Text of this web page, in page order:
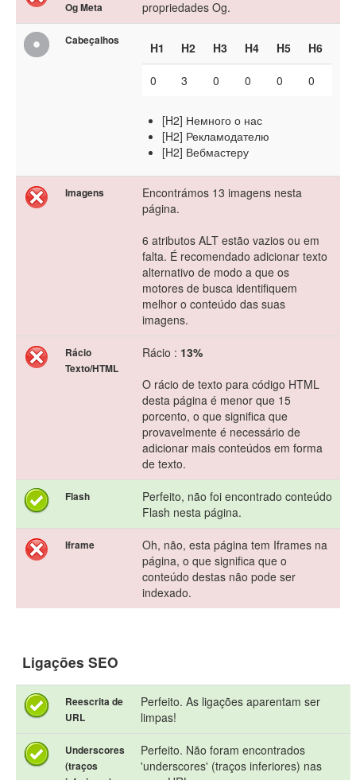
Og Meta
propriedades Og.
Cabeçalhos H1 H2 H3 H4 H5 H6
0 3 0 0 0 0
[H2] Немного о нас
[H2] Рекламодателю
[H2] Вебмастеру
Imagens
Encontrámos 13 imagens nesta
página.
6 atributos ALT estão vazios ou em
falta. É recomendado adicionar texto
alternativo de modo a que os
motores de busca identifiquem
melhor o conteúdo das suas
imagens.
Rácio
Texto/HTML
Rácio : 13%
O rácio de texto para código HTML
desta página é menor que 15
porcento, o que significa que
provavelmente é necessário de
adicionar mais conteúdos em forma
de texto.
Flash
Perfeito, não foi encontrado conteúdo
Flash nesta página.
Iframe
Oh, não, esta página tem Iframes na
página, o que significa que o
conteúdo destas não pode ser
indexado.
Ligações SEO
Reescrita de
URL
Perfeito. As ligações aparentam ser
limpas!
Underscores
(traços
Perfeito. Não foram encontrados
'underscores' (traços inferiores) nas